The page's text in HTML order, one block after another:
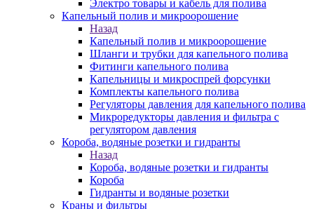
Электро товары и кабель для полива
Капельный полив и микроорошение
Назад
Капельный полив и микроорошение
Шланги и трубки для капельного полива
Фитинги капельного полива
Капельницы и микроспрей форсунки
Комплекты капельного полива
Регуляторы давления для капельного полива
Микроредукторы давления и фильтра с
регулятором давления
Короба, водяные розетки и гидранты
Назад
Короба, водяные розетки и гидранты
Короба
Гидранты и водяные розетки
Краны и фильтры